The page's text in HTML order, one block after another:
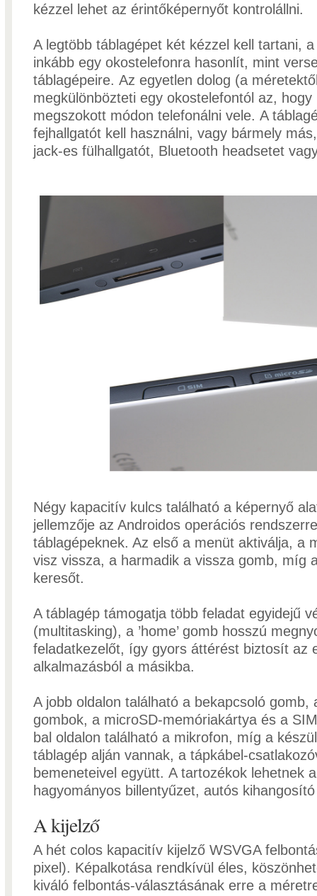
kézzel lehet az érintőképernyőt kontrolállni.
A legtöbb táblagépet két kézzel kell tartani,
inkább egy okostelefonra hasonlít, mint
táblagépeire. Az egyetlen dolog (a
megkülönbözteti egy okostelefontól az,
megszokott módon telefonálni vele. A
fejhallgatót kell használni, vagy bármely
jack-es fülhallgatót, Bluetooth headsetet
Négy kapacitív kulcs található a képernyő
jellemzője az Androidos operációs
táblagépeknek. Az első a menüt aktiválja, a
visz vissza, a harmadik a vissza gomb, míg
keresőt.
A táblagép támogatja több feladat egyidejű
(multitasking), a ’home’ gomb hosszú
feladatkezelőt, így gyors áttérést biztosít az
alkalmazásból a másikba.
A jobb oldalon található a bekapcsoló gomb,
gombok, a microSD-memóriakártya és a
bal oldalon található a mikrofon, míg a
táblagép alján vannak, a tápkábel-
bemeneteivel együtt. A tartozékok lehetnek
hagyományos billentyűzet, autós
A kijelző
A hét colos kapacitív kijelző WSVGA
pixel). Képalkotása rendkívül éles,
kiváló felbontás-választásának erre a